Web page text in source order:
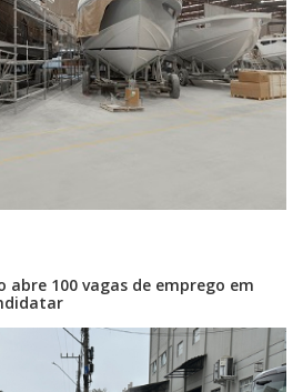
abre 100 vagas de emprego em